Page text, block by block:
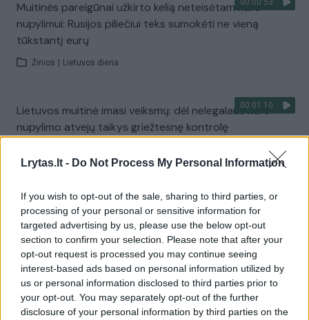
Lrytas.lt - Do Not Process My Personal Information
If you wish to opt-out of the sale, sharing to third parties, or
processing of your personal or sensitive information for
targeted advertising by us, please use the below opt-out
section to confirm your selection. Please note that after your
opt-out request is processed you may continue seeing
interest-based ads based on personal information utilized by
us or personal information disclosed to third parties prior to
your opt-out. You may separately opt-out of the further
disclosure of your personal information by third parties on the
00:00:53
Muitinės pareigūnai užkirto kelią neteisėtam kuro
nupylimui: Rusijos piliečiui teks sumokėti ne vieną
tūkstantį eurų
Žinios Lietuvos diena
00:01:10
Lietuvos muitinė imasi veiksmų: dėl nelegalaus kuro
nupylimo atvejų taikys griežtesnę kontrolę
00:00:40
Lietuvos muitininkai stiprina kontrolę: reaguoja į
bandymus gabenti karinius daiktus iš Kaliningrado
Žinios | Kriminalai
00:01:22
Tarptautinės operacijos metu sulaikė beveik pusės
tonos kvaišalų siuntą: iš Kipro keliavo per Baltijos šalis